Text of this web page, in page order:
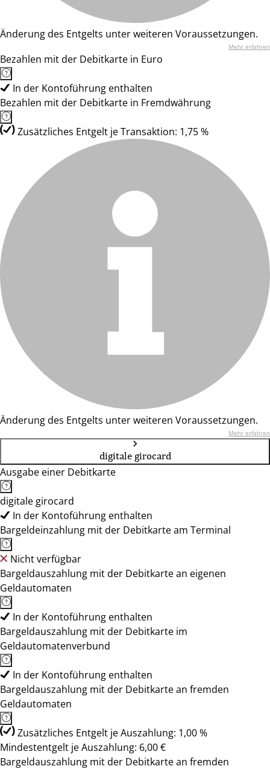
Änderung des Entgelts unter weiteren Voraussetzungen.
Mehr erfahren
Bezahlen mit der Debitkarte in Euro
In der Kontoführung enthalten
Bezahlen mit der Debitkarte in Fremdwährung
Zusätzliches Entgelt je Transaktion: 1,75 %
Änderung des Entgelts unter weiteren Voraussetzungen.
Mehr erfahren
digitale girocard
Ausgabe einer Debitkarte
digitale girocard
In der Kontoführung enthalten
Bargeldeinzahlung mit der Debitkarte am Terminal
Nicht verfügbar
Bargeldauszahlung mit der Debitkarte an eigenen
Geldautomaten
In der Kontoführung enthalten
Bargeldauszahlung mit der Debitkarte im
Geldautomatenverbund
In der Kontoführung enthalten
Bargeldauszahlung mit der Debitkarte an fremden
Geldautomaten
Zusätzliches Entgelt je Auszahlung: 1,00 %
Mindestentgelt je Auszahlung: 6,00 €
Bargeldauszahlung mit der Debitkarte an fremden